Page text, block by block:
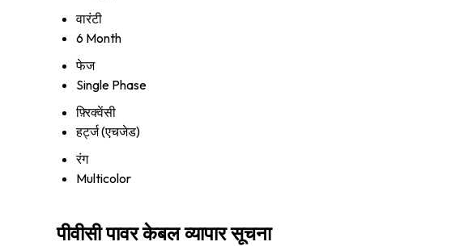
वारंटी
6 Month
फेज
Single Phase
फ़्रिक्वेंसी
हर्ट्ज (एचजेड)
रंग
Multicolor
पीवीसी पावर केबल व्यापार सूचना